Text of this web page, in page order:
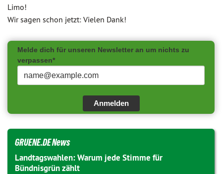
Limo!
Wir sagen schon jetzt: Vielen Dank!
Melde dich für unseren Newsletter an um nichts zu
verpassen*
Anmelden
GRUENE.DE News
Landtagswahlen: Warum jede Stimme für
Bündnisgrün zählt